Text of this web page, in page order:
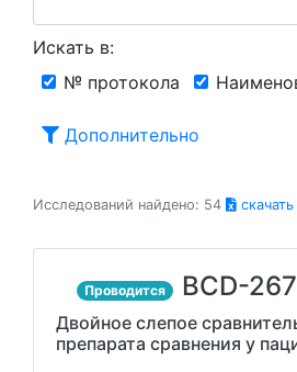
Искать в:
№ протокола
Дополнительно
Исследований найдено: 54
Проводится BCD-
Двойное слепое
препарата сравнения у